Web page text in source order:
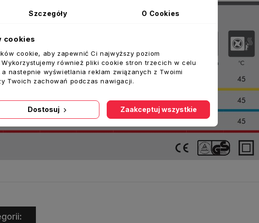
Szczegóły O Cookies
cookies
cookie, aby zapewnić Ci najwyższy poziom
również pliki cookie stron trzecich w celu
nastepnie wyświetlania reklam związanych z Twoimi
Twoich zachowań podczas nawigacji.
Dostosuj Zaakceptuj wszystkie